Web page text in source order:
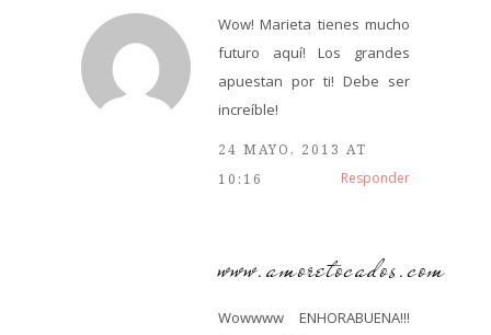
Wow! Marieta tienes mucho
futuro aquí! Los grandes
apuestan por ti! Debe ser
increíble!
24 MAYO, 2013 AT
10:16
Responder
www.amoretocados.com
Wowwww ENHORABUENA!!!